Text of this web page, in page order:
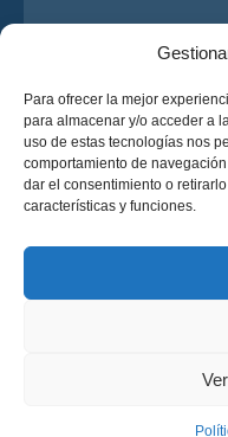
Para ofrecer la mejor
para almacenar y/o acceder a
uso de estas tecnologías nos
comportamiento de
dar el consentimiento o
características y funciones.
Política de
He leído y acepto la